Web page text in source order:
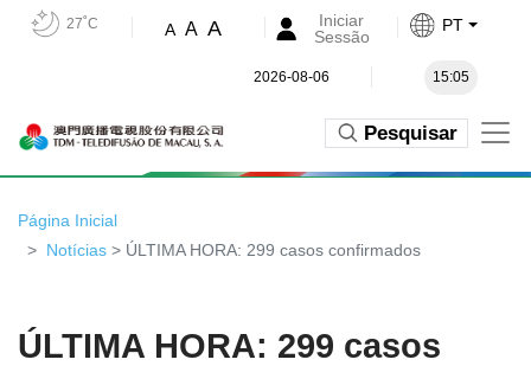
27˚C A A A
Iniciar
Sessão
PT
2026-08-06 15:05
Pesquisar
Página Inicial
Notícias > ÚLTIMA HORA: 299 casos confirmados
ÚLTIMA HORA: 299 casos